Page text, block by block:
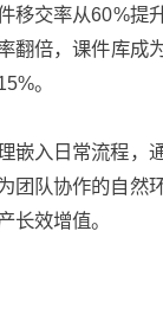
移交率从60%提
翻倍，课件库成
。
嵌入日常流程，
团队协作的自然
长效增值。